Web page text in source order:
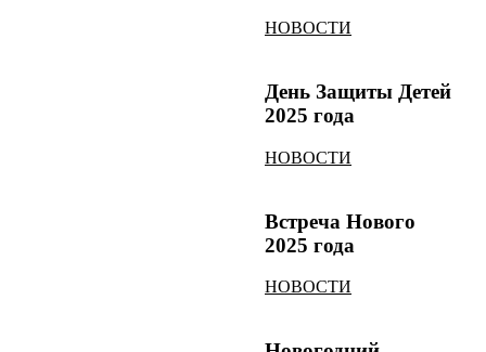
НОВОСТИ
День Защиты Детей
2025 года
НОВОСТИ
Встреча Нового
2025 года
НОВОСТИ